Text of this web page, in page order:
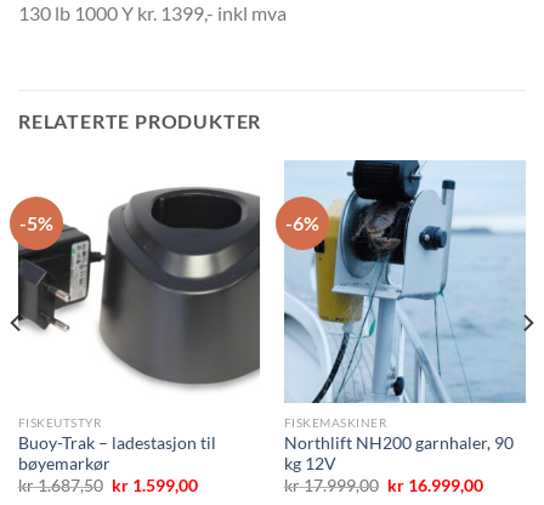
130 lb 1000 Y kr. 1399,- inkl mva
RELATERTE PRODUKTER
-5%
FISKEUTSTYR
Buoy-Trak – ladestasjon til
bøyemarkør
kr1.687,50 Opprinnelig
kr1.599,00Nåværende
-6%
FISKEMASKINER
Northlift NH200 garnhaler, 90
kg 12V
kr17.999,00 Opprinnelig
kr16.999,00